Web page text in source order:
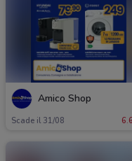
Amico Shop
Scade il 31/08